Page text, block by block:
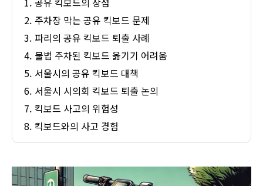
주차장 막는 공유 킥보드 문제
파리의 공유 킥보드 퇴출 사례
불법 주차된 킥보드 옮기기 어려움
서울시의 공유 킥보드 대책
서울시 시의회 킥보드 퇴출 논의
킥보드 사고의 위험성
킥보드와의 사고 경험